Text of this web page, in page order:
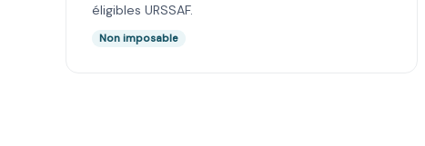
éligibles URSSAF.
Non imposable